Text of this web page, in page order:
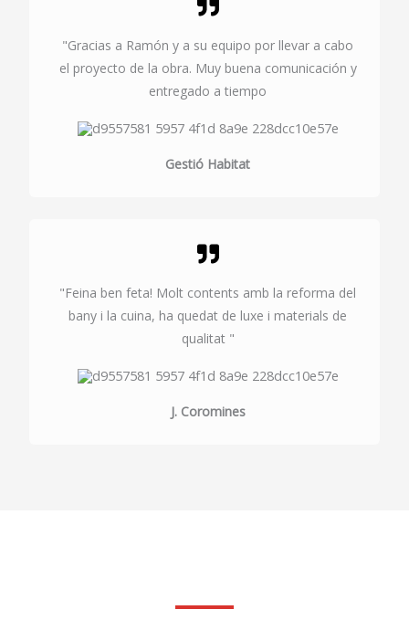
"Gracias a Ramón y a su equipo por llevar a cabo
el proyecto de la obra. Muy buena comunicación y
entregado a tiempo
Gestió Habitat
"Feina ben feta! Molt contents amb la reforma del
bany i la cuina, ha quedat de luxe i materials de
qualitat "
J. Coromines